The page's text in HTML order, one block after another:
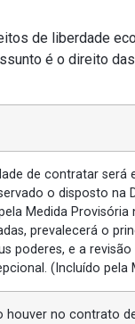
de liberdade
é o direito
de contratar
o disposto na
Medida
prevalecerá o
poderes, e a
(Incluído pela
houver no contrato